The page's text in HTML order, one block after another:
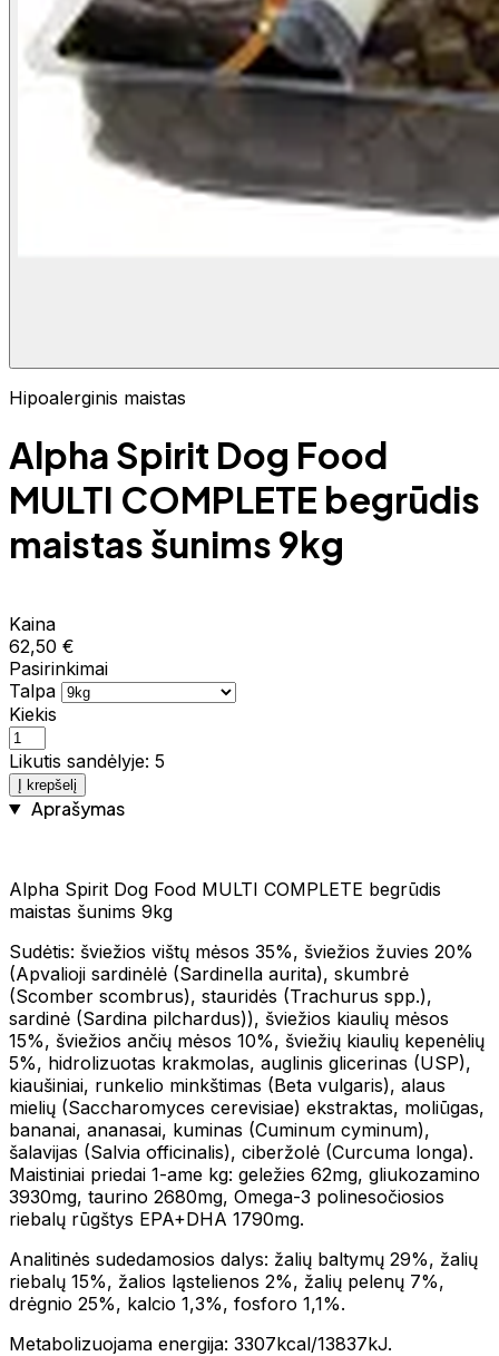
Hipoalerginis maistas
Alpha Spirit Dog Food
MULTI COMPLETE begrūdis
maistas šunims 9kg
Kaina
62,50 €
Pasirinkimai
Talpa
Kiekis
Likutis sandėlyje: 5
Į krepšelį
Aprašymas
Alpha Spirit Dog Food MULTI COMPLETE begrūdis
maistas šunims 9kg
Sudėtis: šviežios vištų mėsos 35%, šviežios žuvies 20%
(Apvalioji sardinėlė (Sardinella aurita), skumbrė
(Scomber scombrus), stauridės (Trachurus spp.),
sardinė (Sardina pilchardus)), šviežios kiaulių mėsos
15%, šviežios ančių mėsos 10%, šviežių kiaulių kepenėlių
5%, hidrolizuotas krakmolas, auglinis glicerinas (USP),
kiaušiniai, runkelio minkštimas (Beta vulgaris), alaus
mielių (Saccharomyces cerevisiae) ekstraktas, moliūgas,
bananai, ananasai, kuminas (Cuminum cyminum),
šalavijas (Salvia officinalis), ciberžolė (Curcuma longa).
Maistiniai priedai 1-ame kg: geležies 62mg, gliukozamino
3930mg, taurino 2680mg, Omega-3 polinesočiosios
riebalų rūgštys EPA+DHA 1790mg.
Analitinės sudedamosios dalys: žalių baltymų 29%, žalių
riebalų 15%, žalios ląstelienos 2%, žalių pelenų 7%,
drėgnio 25%, kalcio 1,3%, fosforo 1,1%.
Metabolizuojama energija: 3307kcal/13837kJ.